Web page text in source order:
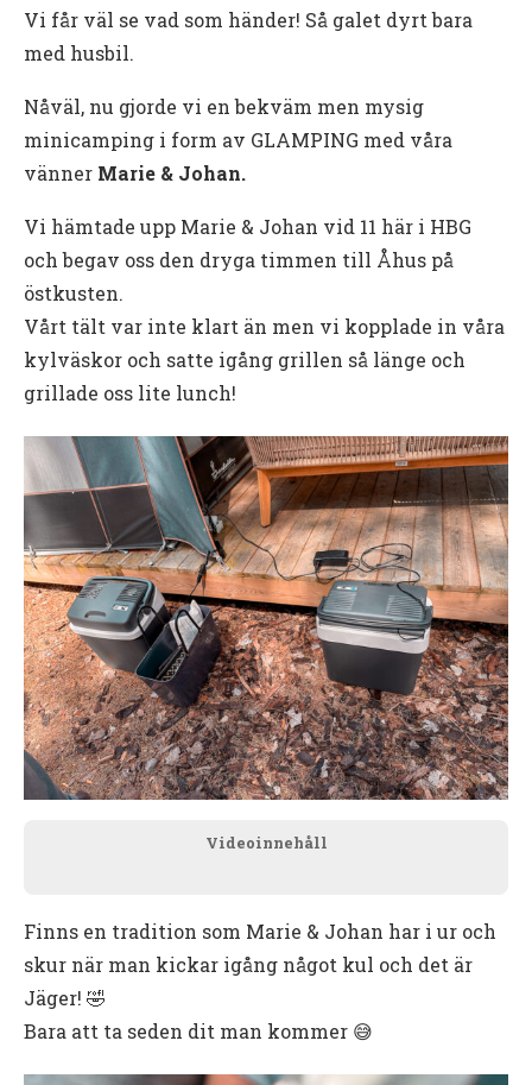
Vi får väl se vad som händer! Så galet dyrt bara
med husbil.
Nåväl, nu gjorde vi en bekväm men mysig
minicamping i form av GLAMPING med våra
vänner Marie & Johan.
Vi hämtade upp Marie & Johan vid 11 här i HBG
och begav oss den dryga timmen till Åhus på
östkusten.
Vårt tält var inte klart än men vi kopplade in våra
kylväskor och satte igång grillen så länge och
grillade oss lite lunch!
Videoinnehåll
Finns en tradition som Marie & Johan har i ur och
skur när man kickar igång något kul och det är
Jäger! 🤣
Bara att ta seden dit man kommer 😅